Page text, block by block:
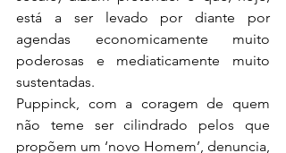
está a ser levado por diante por
agendas economicamente muito
poderosas e mediaticamente muito
sustentadas.
Puppinck, com a coragem de quem
não teme ser cilindrado pelos que
propõem um ‘novo Homem’, denuncia,